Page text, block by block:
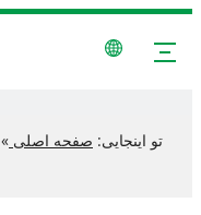
تو اینجایی: صفحه اصلی »